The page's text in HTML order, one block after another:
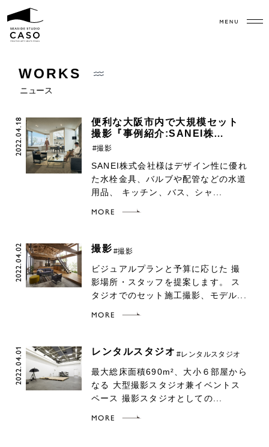
ニュース
2022.04.18
便利な大阪市内で大規模セット
撮影『事例紹介:SANEI株…
#撮影
SANEI株式会社様はデザイン性に優れ
た水栓金具、バルブや配管などの水道
用品、 キッチン、バス、シャ...
MORE
2022.04.02 撮影 #撮影
ビジュアルプランと予算に応じた 撮
影場所・スタッフを提案します。 ス
タジオでのセット施工撮影、モデル...
MORE
2022.04.01 レンタルスタジオ #レンタルスタジオ
最大総床面積690m²、大小６部屋から
なる 大型撮影スタジオ兼イベントス
ペース 撮影スタジオとしての...
MORE